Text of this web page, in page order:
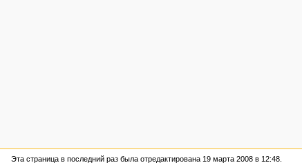
Эта страница в последний раз была отредактирована 19 марта 2008 в 12:48.